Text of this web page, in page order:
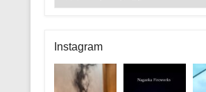
テ
リ
ー
Instagram